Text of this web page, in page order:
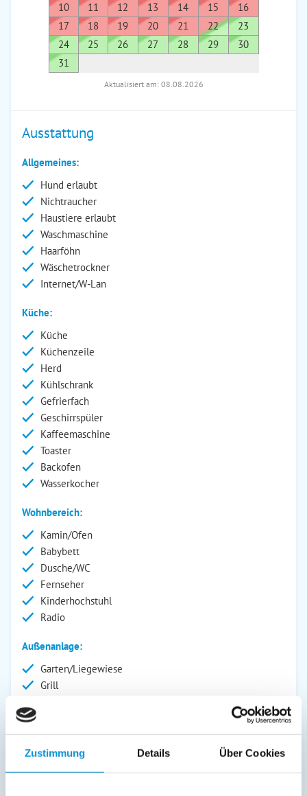
Zustimmung Details Über Cookies
10
11 12 13 14 15
16
17
18 19 20 21 22
23
24
25 26 27 28 29
30
31
Aktualisiert am: 08.08.2026
Ausstattung
Allgemeines:
Hund erlaubt
Nichtraucher
Haustiere erlaubt
Waschmaschine
Haarföhn
Wäschetrockner
Internet/W-Lan
Küche:
Küche
Küchenzeile
Herd
Kühlschrank
Gefrierfach
Geschirrspüler
Kaffeemaschine
Toaster
Backofen
Wasserkocher
Wohnbereich:
Kamin/Ofen
Babybett
Dusche/WC
Fernseher
Kinderhochstuhl
Radio
Außenanlage:
Garten/Liegewiese
Grill
Grillplatz
Liegen